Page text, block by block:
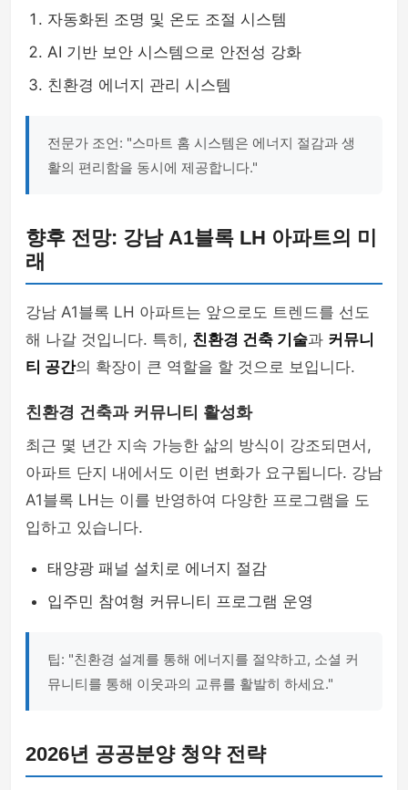
자동화된 조명 및 온도 조절 시스템
AI 기반 보안 시스템으로 안전성 강화
친환경 에너지 관리 시스템
전문가 조언: "스마트 홈 시스템은 에너지 절감과 생
활의 편리함을 동시에 제공합니다."
향후 전망: 강남 A1블록 LH 아파트의 미
래
강남 A1블록 LH 아파트는 앞으로도 트렌드를 선도
해 나갈 것입니다. 특히, 친환경 건축 기술과 커뮤니
티 공간의 확장이 큰 역할을 할 것으로 보입니다.
친환경 건축과 커뮤니티 활성화
최근 몇 년간 지속 가능한 삶의 방식이 강조되면서,
아파트 단지 내에서도 이런 변화가 요구됩니다. 강남
A1블록 LH는 이를 반영하여 다양한 프로그램을 도
입하고 있습니다.
태양광 패널 설치로 에너지 절감
입주민 참여형 커뮤니티 프로그램 운영
팁: "친환경 설계를 통해 에너지를 절약하고, 소셜 커
뮤니티를 통해 이웃과의 교류를 활발히 하세요."
2026년 공공분양 청약 전략